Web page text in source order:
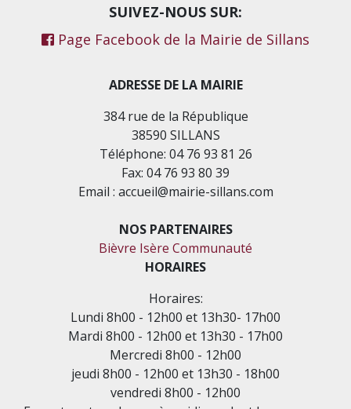
ADRESSE DE LA MAIRIE
384 rue de la République
38590 SILLANS
Téléphone: 04 76 93 81 26
Fax: 04 76 93 80 39
Email : accueil@mairie-sillans.com
NOS PARTENAIRES
Bièvre Isère Communauté
SUIVEZ-NOUS SUR:
Page Facebook de la Mairie de Sillans
HORAIRES
Horaires:
Lundi 8h00 - 12h00 et 13h30- 17h00
Mardi 8h00 - 12h00 et 13h30 - 17h00
Mercredi 8h00 - 12h00
jeudi 8h00 - 12h00 et 13h30 - 18h00
vendredi 8h00 - 12h00